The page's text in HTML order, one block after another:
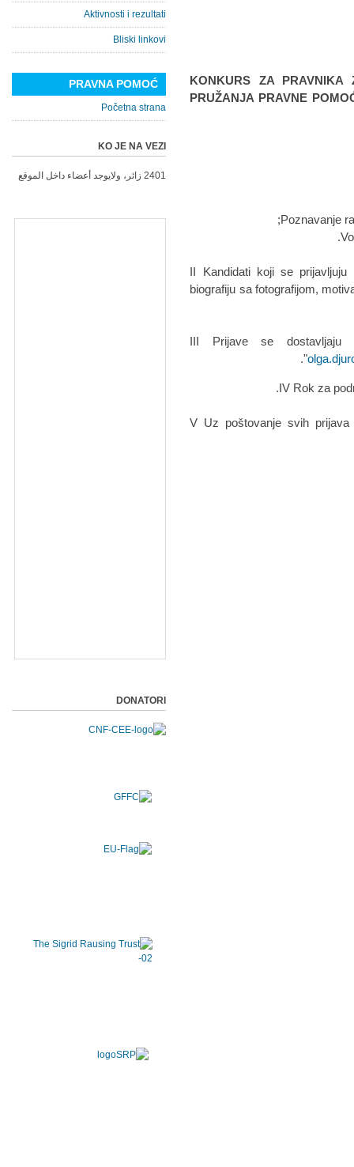
KONKURS ZA
PRUŽANJA PRAVNE
II Kandidati koji se
biografiju sa fotografijom,
III Prijave se dostavljaju
IV Rok za
V Uz poštovanje svih
Aktivnosti i rezultati
Bliski linkovi
PRAVNA POMOĆ
Početna strana
KO JE NA VEZI
2401 زائر، ولايوجد أعضاء داخل الموقع
DONATORI